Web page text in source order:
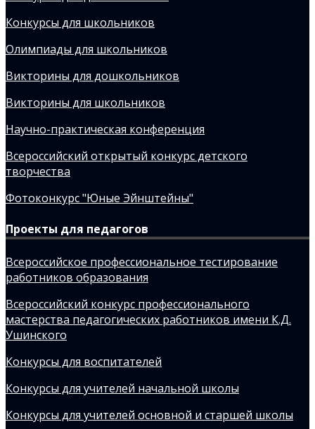
Конкурсы для школьников
Олимпиады для школьников
Викторины для дошкольников
Викторины для школьников
Научно-практическая конференция
Всероссийский открытый конкурс детского
творчества
Фотоконкурс "Юные Эйнштейны"
Проекты для педагогов
Всероссийское профессиональное тестирование
работников образования
Всероссийский конкурс профессионального
мастерства педагогических работников имени К.Д.
Ушинского
Конкурсы для воспитателей
Конкурсы для учителей начальной школы
Конкурсы для учителей основной и старшей школы